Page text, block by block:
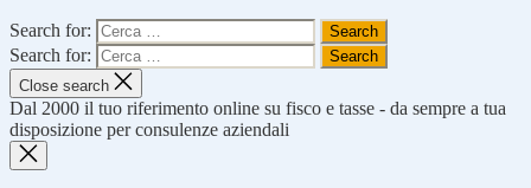
Search for:
Search for:
Close search
Dal 2000 il tuo riferimento online su fisco e tasse - da sempre a tua
disposizione per consulenze aziendali